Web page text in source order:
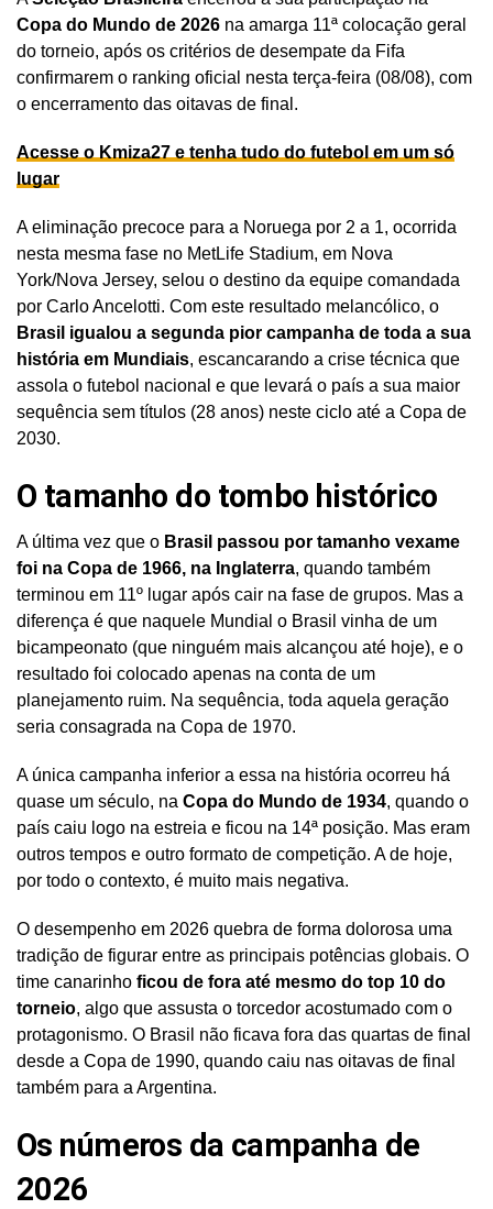
Copa do Mundo de 2026 na amarga 11ª colocação geral
do torneio, após os critérios de desempate da Fifa
confirmarem o ranking oficial nesta terça-feira (08/08), com
o encerramento das oitavas de final.
Acesse o Kmiza27 e tenha tudo do futebol em um só
lugar
A eliminação precoce para a Noruega por 2 a 1, ocorrida
nesta mesma fase no MetLife Stadium, em Nova
York/Nova Jersey, selou o destino da equipe comandada
por Carlo Ancelotti. Com este resultado melancólico, o
Brasil igualou a segunda pior campanha de toda a sua
história em Mundiais, escancarando a crise técnica que
assola o futebol nacional e que levará o país a sua maior
sequência sem títulos (28 anos) neste ciclo até a Copa de
2030.
O tamanho do tombo histórico
A última vez que o Brasil passou por tamanho vexame
foi na Copa de 1966, na Inglaterra, quando também
terminou em 11º lugar após cair na fase de grupos. Mas a
diferença é que naquele Mundial o Brasil vinha de um
bicampeonato (que ninguém mais alcançou até hoje), e o
resultado foi colocado apenas na conta de um
planejamento ruim. Na sequência, toda aquela geração
seria consagrada na Copa de 1970.
A única campanha inferior a essa na história ocorreu há
quase um século, na Copa do Mundo de 1934, quando o
país caiu logo na estreia e ficou na 14ª posição. Mas eram
outros tempos e outro formato de competição. A de hoje,
por todo o contexto, é muito mais negativa.
O desempenho em 2026 quebra de forma dolorosa uma
tradição de figurar entre as principais potências globais. O
time canarinho ficou de fora até mesmo do top 10 do
torneio, algo que assusta o torcedor acostumado com o
protagonismo. O Brasil não ficava fora das quartas de final
desde a Copa de 1990, quando caiu nas oitavas de final
também para a Argentina.
Os números da campanha de
2026